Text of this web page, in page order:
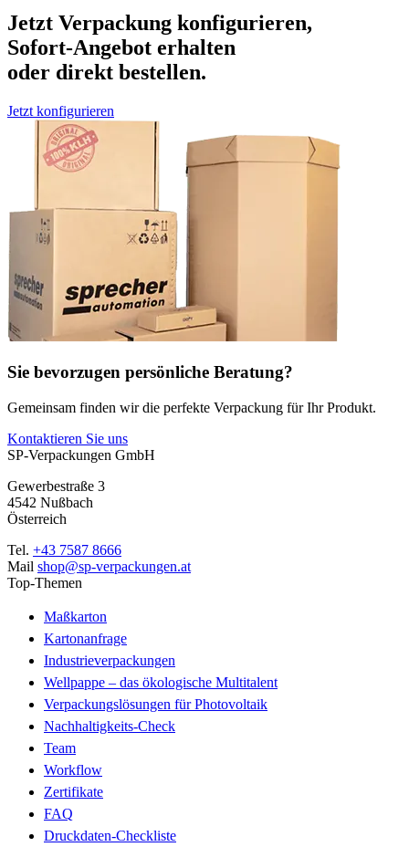
Jetzt Verpackung konfigurieren,
Sofort-Angebot erhalten
oder direkt bestellen.
Jetzt konfigurieren
Sie bevorzugen persönliche Beratung?
Gemeinsam finden wir die perfekte Verpackung für Ihr Produkt.
Kontaktieren Sie uns
SP-Verpackungen GmbH
Gewerbestraße 3
4542 Nußbach
Österreich
Tel. +43 7587 8666
Mail shop@sp-verpackungen.at
Top-Themen
Maßkarton
Kartonanfrage
Industrieverpackungen
Wellpappe – das ökologische Multitalent
Verpackungslösungen für Photovoltaik
Nachhaltigkeits-Check
Team
Workflow
Zertifikate
FAQ
Druckdaten-Checkliste